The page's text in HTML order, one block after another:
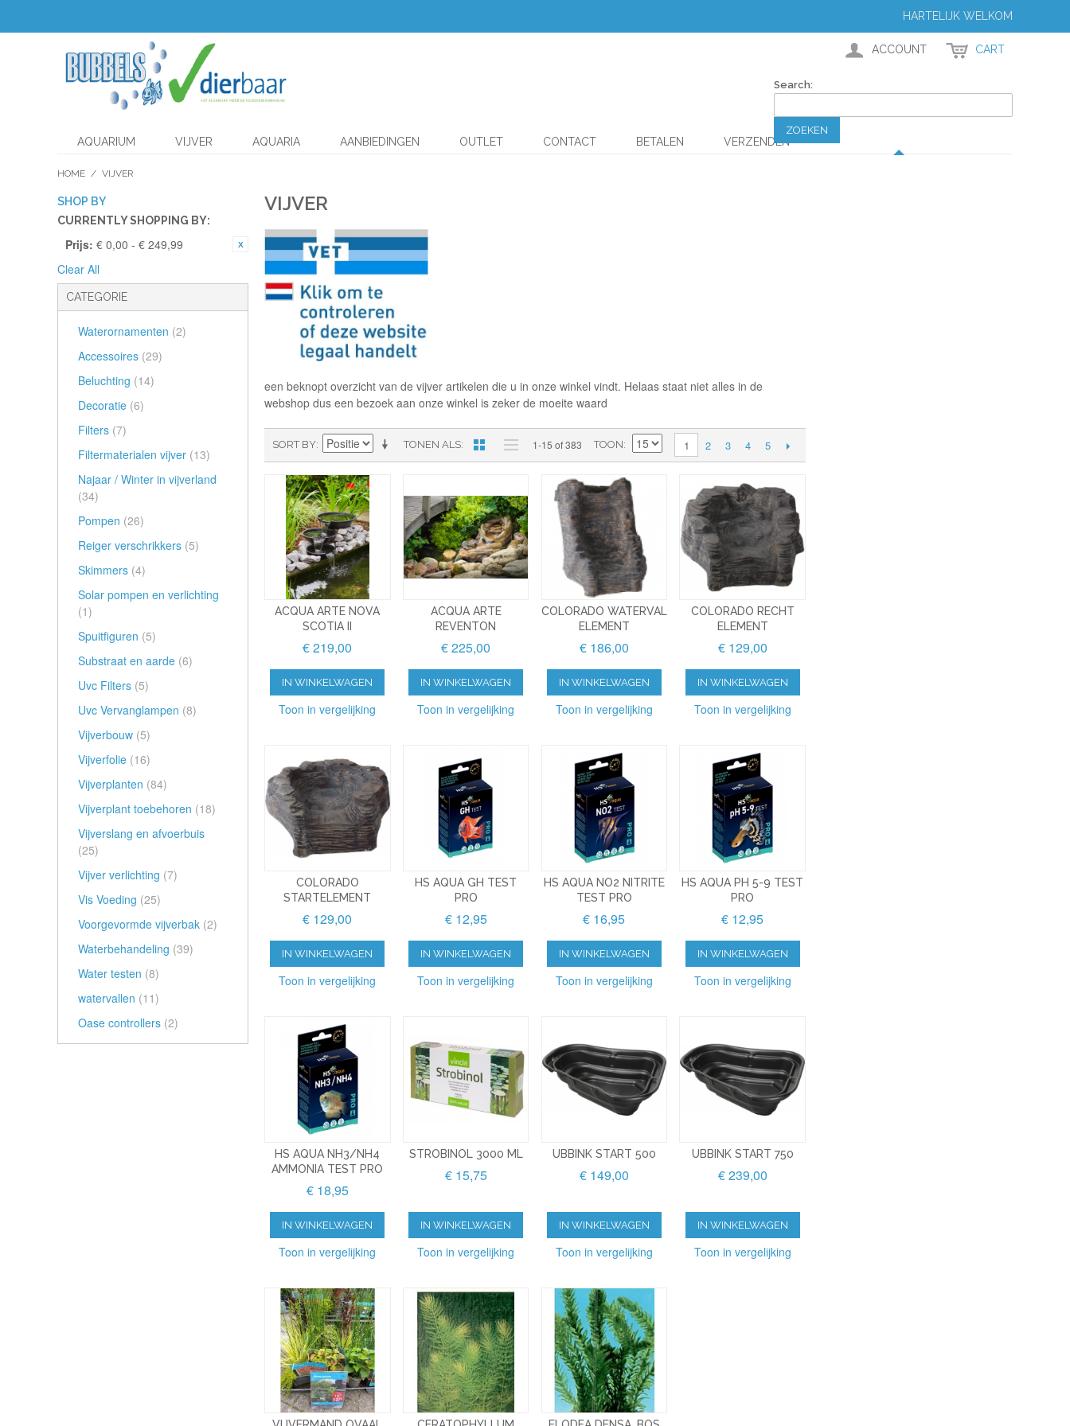
HARTELIJK WELKOM
ACCOUNT CART
AQUARIUM VIJVER AQUARIA AANBIEDINGEN OUTLET CONTACT BETALEN VERZENDEN
Search:
ZOEKEN
HOME / VIJVER
SHOP BY
CURRENTLY SHOPPING BY:
Prijs: € 0,00 - € 249,99
Clear All
CATEGORIE
Waterornamenten (2)
Accessoires (29)
Beluchting (14)
Decoratie (6)
Filters (7)
Filtermaterialen vijver (13)
Najaar / Winter in vijverland
(34)
Pompen (26)
Reiger verschrikkers (5)
Skimmers (4)
Solar pompen en verlichting
(1)
Spuitfiguren (5)
Substraat en aarde (6)
Uvc Filters (5)
Uvc Vervanglampen (8)
Vijverbouw (5)
Vijverfolie (16)
Vijverplanten (84)
Vijverplant toebehoren (18)
Vijverslang en afvoerbuis
(25)
Vijver verlichting (7)
Vis Voeding (25)
Voorgevormde vijverbak (2)
Waterbehandeling (39)
Water testen (8)
watervallen (11)
Oase controllers (2)
VIJVER
een beknopt overzicht van de vijver artikelen die u in onze winkel vindt. Helaas staat niet alles in de
webshop dus een bezoek aan onze winkel is zeker de moeite waard
TONEN ALS
SORT BY 1-15 of 383 TOON 1 2 3 4 5
ACQUA ARTE NOVA
SCOTIA II
€ 219,00
IN WINKELWAGEN
Toon in vergelijking
ACQUA ARTE
REVENTON
€ 225,00
IN WINKELWAGEN
Toon in vergelijking
COLORADO WATERVAL
ELEMENT
€ 186,00
IN WINKELWAGEN
Toon in vergelijking
COLORADO RECHT
ELEMENT
€ 129,00
IN WINKELWAGEN
Toon in vergelijking
COLORADO
STARTELEMENT
€ 129,00
IN WINKELWAGEN
Toon in vergelijking
HS AQUA GH TEST
PRO
€ 12,95
IN WINKELWAGEN
Toon in vergelijking
HS AQUA NO2 NITRITE
TEST PRO
€ 16,95
IN WINKELWAGEN
Toon in vergelijking
HS AQUA PH 5-9 TEST
PRO
€ 12,95
IN WINKELWAGEN
Toon in vergelijking
HS AQUA NH3/NH4
AMMONIA TEST PRO
€ 18,95
IN WINKELWAGEN
Toon in vergelijking
STROBINOL 3000 ML
€ 15,75
IN WINKELWAGEN
Toon in vergelijking
UBBINK START 500
€ 149,00
IN WINKELWAGEN
Toon in vergelijking
UBBINK START 750
€ 239,00
IN WINKELWAGEN
Toon in vergelijking